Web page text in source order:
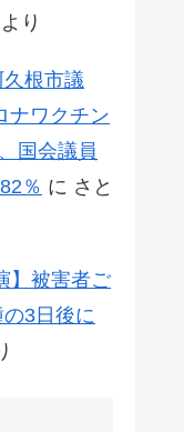
より
久根市議
ワクチン
国会議員
％ に さと
】被害者ご
3日後に